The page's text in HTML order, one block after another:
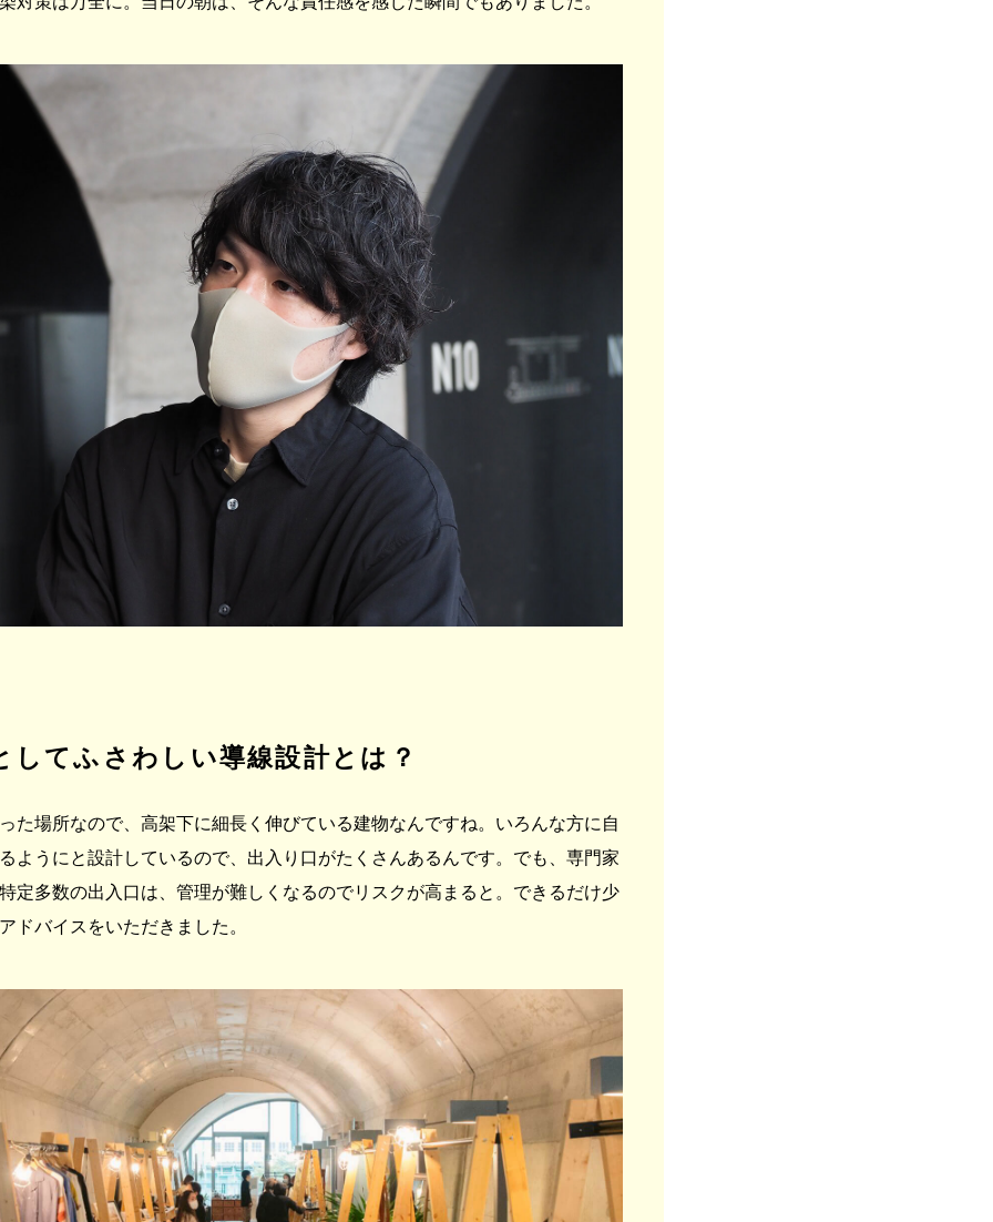
してふさわしい導線設計とは？
た場所なので、高架下に細長く伸びている建物なんですね。いろんな方に自
ようにと設計しているので、出入り口がたくさんあるんです。でも、専門家
定多数の出入口は、管理が難しくなるのでリスクが高まると。できるだけ少
ドバイスをいただきました。